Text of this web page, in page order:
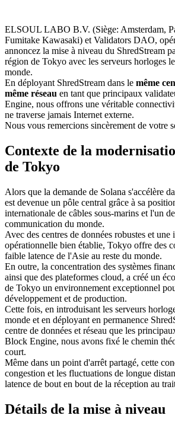
ELSOUL LABO B.V. (Siège: Amsterdam,
Fumitake Kawasaki) et Validators DAO,
annoncez la mise à niveau du ShredStream
région de Tokyo avec les serveurs horloges
monde.
En déployant ShredStream dans le même
même réseau en tant que principaux
Engine, nous offrons une véritable
ne traverse jamais Internet externe.
Nous vous remercions sincèrement de votre
Contexte de la
de Tokyo
Alors que la demande de Solana s'accélère
est devenue un pôle central grâce à sa
internationale de câbles sous-marins et l'un
communication du monde.
Avec des centres de données robustes et une
opérationnelle bien établie, Tokyo offre des
faible latence de l'Asie au reste du monde.
En outre, la concentration des systèmes
ainsi que des plateformes cloud, a créé un
de Tokyo un environnement exceptionnel
développement et de production.
Cette fois, en introduisant les serveurs
monde et en déployant en permanence
centre de données et réseau que les
Block Engine, nous avons fixé le chemin
court.
Même dans un point d'arrêt partagé, cette
congestion et les fluctuations de longue
latence de bout en bout de la réception au
Détails de la mise à niveau